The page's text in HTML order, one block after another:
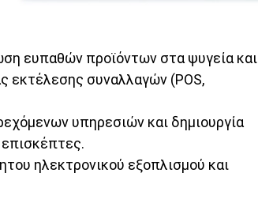
ευπαθών προϊόντων στα ψυγεία και
εκτέλεσης συναλλαγών (POS,
υπηρεσιών και δημιουργία
ηλεκτρονικού εξοπλισμού και